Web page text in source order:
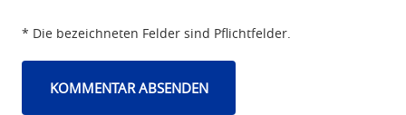
* Die bezeichneten Felder sind Pflichtfelder.